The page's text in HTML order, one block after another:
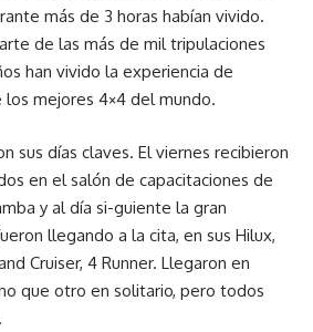
más de 3 horas habían vivido.
de las más de mil tripulaciones
han vivido la experiencia de
mejores 4×4 del mundo.
sus días claves. El viernes recibieron
en el salón de capacitaciones de
y al día si-guiente la gran
llegando a la cita, en sus Hilux,
Cruiser, 4 Runner. Llegaron en
que otro en solitario, pero todos